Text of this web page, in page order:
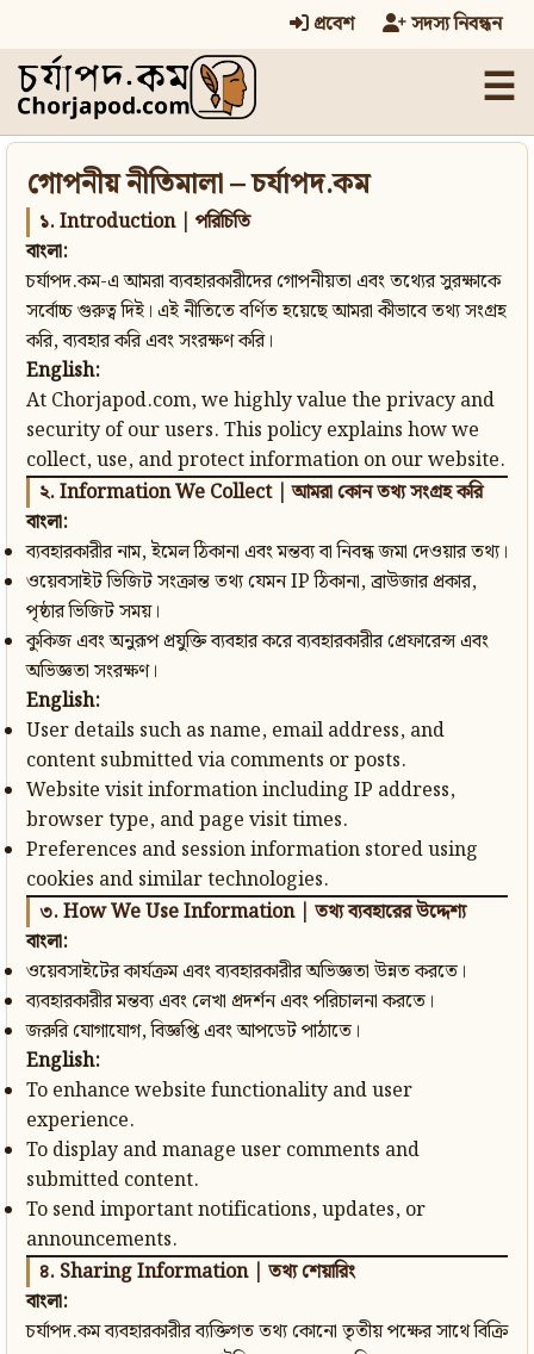
প্রবেশ সদস্য নিবন্ধন
☰
গোপনীয় নীতিমালা – চর্যাপদ.কম
১. Introduction | পরিচিতি
বাংলা:
চর্যাপদ.কম-এ আমরা ব্যবহারকারীদের গোপনীয়তা এবং তথ্যের সুরক্ষাকে
সর্বোচ্চ গুরুত্ব দিই। এই নীতিতে বর্ণিত হয়েছে আমরা কীভাবে তথ্য সংগ্রহ
করি, ব্যবহার করি এবং সংরক্ষণ করি।
English:
At Chorjapod.com, we highly value the privacy and
security of our users. This policy explains how we
collect, use, and protect information on our website.
২. Information We Collect | আমরা কোন তথ্য সংগ্রহ করি
বাংলা:
ব্যবহারকারীর নাম, ইমেল ঠিকানা এবং মন্তব্য বা নিবন্ধ জমা দেওয়ার তথ্য।
ওয়েবসাইট ভিজিট সংক্রান্ত তথ্য যেমন IP ঠিকানা, ব্রাউজার প্রকার,
পৃষ্ঠার ভিজিট সময়।
কুকিজ এবং অনুরূপ প্রযুক্তি ব্যবহার করে ব্যবহারকারীর প্রেফারেন্স এবং
অভিজ্ঞতা সংরক্ষণ।
English:
User details such as name, email address, and
content submitted via comments or posts.
Website visit information including IP address,
browser type, and page visit times.
Preferences and session information stored using
cookies and similar technologies.
৩. How We Use Information | তথ্য ব্যবহারের উদ্দেশ্য
বাংলা:
ওয়েবসাইটের কার্যক্রম এবং ব্যবহারকারীর অভিজ্ঞতা উন্নত করতে।
ব্যবহারকারীর মন্তব্য এবং লেখা প্রদর্শন এবং পরিচালনা করতে।
জরুরি যোগাযোগ, বিজ্ঞপ্তি এবং আপডেট পাঠাতে।
English:
To enhance website functionality and user
experience.
To display and manage user comments and
submitted content.
To send important notifications, updates, or
announcements.
৪. Sharing Information | তথ্য শেয়ারিং
বাংলা:
চর্যাপদ.কম ব্যবহারকারীর ব্যক্তিগত তথ্য কোনো তৃতীয় পক্ষের সাথে বিক্রি